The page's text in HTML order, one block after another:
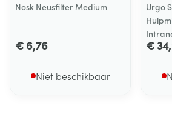
Nosk Neusfilter Medium
€ 6,76
Niet beschikbaar
Urgo
€